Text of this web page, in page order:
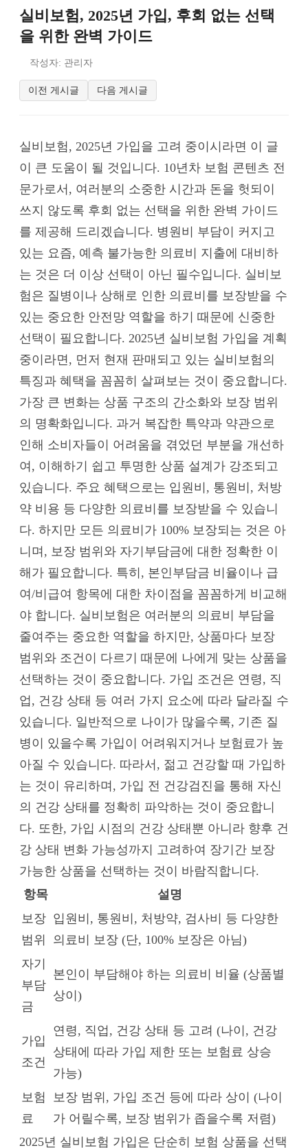
실비보험, 2025년 가입, 후회 없는 선택
을 위한 완벽 가이드
작성자: 관리자
이전 게시글 다음 게시글
실비보험, 2025년 가입을 고려 중이시라면 이 글
이 큰 도움이 될 것입니다. 10년차 보험 콘텐츠 전
문가로서, 여러분의 소중한 시간과 돈을 헛되이
쓰지 않도록 후회 없는 선택을 위한 완벽 가이드
를 제공해 드리겠습니다. 병원비 부담이 커지고
있는 요즘, 예측 불가능한 의료비 지출에 대비하
는 것은 더 이상 선택이 아닌 필수입니다. 실비보
험은 질병이나 상해로 인한 의료비를 보장받을 수
있는 중요한 안전망 역할을 하기 때문에 신중한
선택이 필요합니다. 2025년 실비보험 가입을 계획
중이라면, 먼저 현재 판매되고 있는 실비보험의
특징과 혜택을 꼼꼼히 살펴보는 것이 중요합니다.
가장 큰 변화는 상품 구조의 간소화와 보장 범위
의 명확화입니다. 과거 복잡한 특약과 약관으로
인해 소비자들이 어려움을 겪었던 부분을 개선하
여, 이해하기 쉽고 투명한 상품 설계가 강조되고
있습니다. 주요 혜택으로는 입원비, 통원비, 처방
약 비용 등 다양한 의료비를 보장받을 수 있습니
다. 하지만 모든 의료비가 100% 보장되는 것은 아
니며, 보장 범위와 자기부담금에 대한 정확한 이
해가 필요합니다. 특히, 본인부담금 비율이나 급
여/비급여 항목에 대한 차이점을 꼼꼼하게 비교해
야 합니다. 실비보험은 여러분의 의료비 부담을
줄여주는 중요한 역할을 하지만, 상품마다 보장
범위와 조건이 다르기 때문에 나에게 맞는 상품을
선택하는 것이 중요합니다. 가입 조건은 연령, 직
업, 건강 상태 등 여러 가지 요소에 따라 달라질 수
있습니다. 일반적으로 나이가 많을수록, 기존 질
병이 있을수록 가입이 어려워지거나 보험료가 높
아질 수 있습니다. 따라서, 젊고 건강할 때 가입하
는 것이 유리하며, 가입 전 건강검진을 통해 자신
의 건강 상태를 정확히 파악하는 것이 중요합니
다. 또한, 가입 시점의 건강 상태뿐 아니라 향후 건
강 상태 변화 가능성까지 고려하여 장기간 보장
가능한 상품을 선택하는 것이 바람직합니다.
항목
설명
보장
범위
입원비, 통원비, 처방약, 검사비 등 다양한
의료비 보장 (단, 100% 보장은 아님)
자기
부담
금
본인이 부담해야 하는 의료비 비율 (상품별
상이)
가입
조건
연령, 직업, 건강 상태 등 고려 (나이, 건강
상태에 따라 가입 제한 또는 보험료 상승
가능)
보험
료
보장 범위, 가입 조건 등에 따라 상이 (나이
가 어릴수록, 보장 범위가 좁을수록 저렴)
2025년 실비보험 가입은 단순히 보험 상품을 선택